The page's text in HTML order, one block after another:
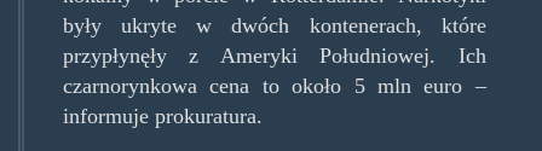
były ukryte w dwóch kontenerach, które
przypłynęły z Ameryki Południowej. Ich
czarnorynkowa cena to około 5 mln euro –
informuje prokuratura.